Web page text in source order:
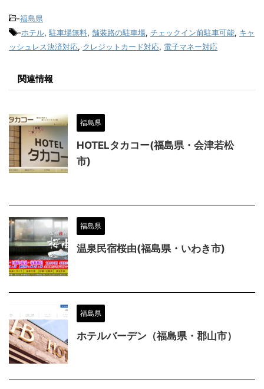
-福島県
-ホテル,駐車場無料, 舗装路の駐車場, チェックイン前駐車可能, キャ
ッシュレス決済対応, クレジットカード対応, 電子マネー対応
関連情報
福島県
HOTELタカコー(福島県・会津若松
市)
福島県
温泉民宿桜由(福島県・いわき市)
福島県
ホテルバーデン（福島県・郡山市）